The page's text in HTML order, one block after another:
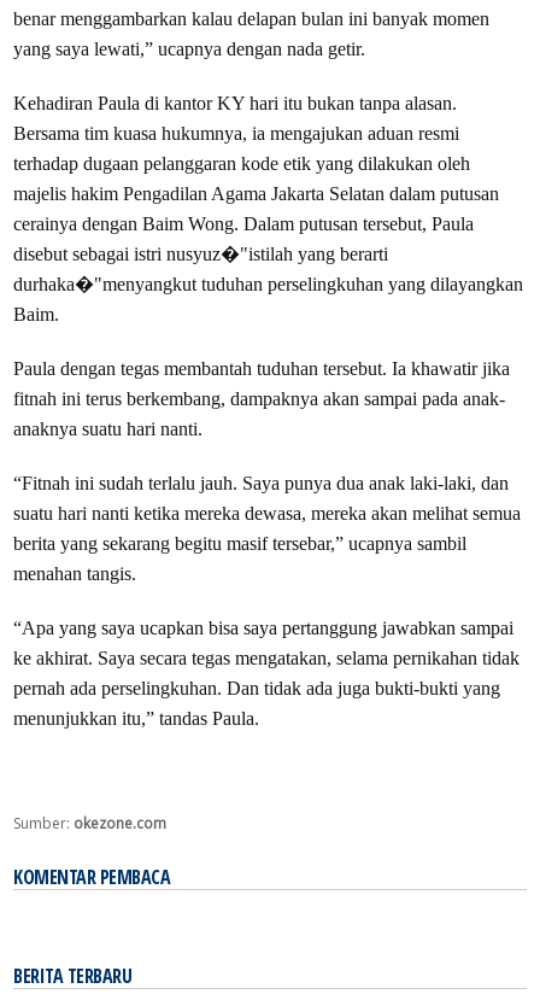
benar menggambarkan kalau delapan bulan ini banyak momen
yang saya lewati,” ucapnya dengan nada getir.
Kehadiran Paula di kantor KY hari itu bukan tanpa alasan.
Bersama tim kuasa hukumnya, ia mengajukan aduan resmi
terhadap dugaan pelanggaran kode etik yang dilakukan oleh
majelis hakim Pengadilan Agama Jakarta Selatan dalam putusan
cerainya dengan Baim Wong. Dalam putusan tersebut, Paula
disebut sebagai istri nusyuz�"istilah yang berarti
durhaka�"menyangkut tuduhan perselingkuhan yang dilayangkan
Baim.
Paula dengan tegas membantah tuduhan tersebut. Ia khawatir jika
fitnah ini terus berkembang, dampaknya akan sampai pada anak-
anaknya suatu hari nanti.
“Fitnah ini sudah terlalu jauh. Saya punya dua anak laki-laki, dan
suatu hari nanti ketika mereka dewasa, mereka akan melihat semua
berita yang sekarang begitu masif tersebar,” ucapnya sambil
menahan tangis.
“Apa yang saya ucapkan bisa saya pertanggung jawabkan sampai
ke akhirat. Saya secara tegas mengatakan, selama pernikahan tidak
pernah ada perselingkuhan. Dan tidak ada juga bukti-bukti yang
menunjukkan itu,” tandas Paula.
Sumber: okezone.com
KOMENTAR PEMBACA
BERITA TERBARU